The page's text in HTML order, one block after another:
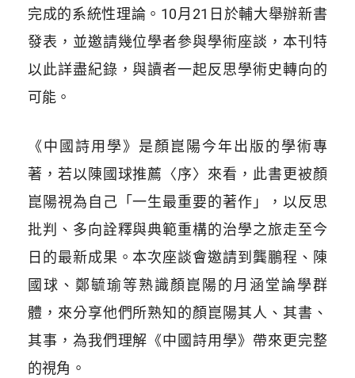
完成的系統性理論。 10月 21 日於輔大舉辦新書
發表，並邀請幾位學者參與學術座談，本刊特
以此詳盡紀錄，與讀者一起反思學術史轉向的
可能。
《中國詩用學》是顏崑陽今年出版的學術專
著，若以陳國球推薦〈序〉來看，此書更被顏
崑陽視為自己「一生最重要的著作」，以反思
批判、多向詮釋與典範重構的治學之旅走至今
日的最新成果。本次座談會邀請到龔鵬程、陳
國球、鄭毓瑜等熟識顏崑陽的月涵堂論學群
體，來分享他們所熟知的顏崑陽其人、其書、
其事，為我們理解《中國詩用學》帶來更完整
的視角。